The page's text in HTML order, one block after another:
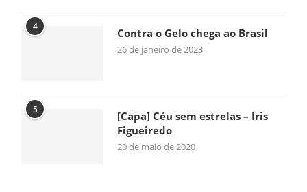
4 Contra o Gelo chega ao Brasil
26 de janeiro de 2023
5
[Capa] Céu sem estrelas – Iris
Figueiredo
20 de maio de 2020